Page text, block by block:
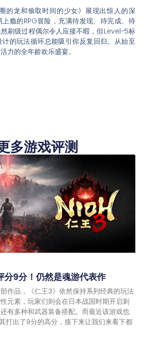
的龙和偷取时间的少女》展现出惊人的深
瘾的RPG冒险，充满待发现、待完成、待
刷级过程偶尔令人应接不暇，但Level-5标
的玩法循环总能吸引你反复回归。从始至
力的全年龄欢乐盛宴。
多游戏评测
分9分！仍然是魂游代表作
作品，《仁王3》依然保持系列经典的玩法
元素，玩家们则会在日本战国时期开启刺
有多种和武器装备搭配。而最近该游戏也
打出了9分的高分，接下来让我们来看下都